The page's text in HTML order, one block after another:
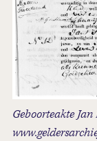
Geboorteakte